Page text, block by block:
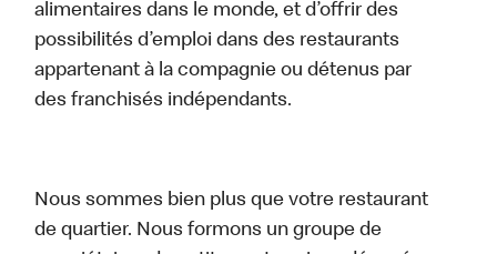
alimentaires dans le monde, et d’offrir des
possibilités d’emploi dans des restaurants
appartenant à la compagnie ou détenus par
des franchisés indépendants.
Nous sommes bien plus que votre restaurant
de quartier. Nous formons un groupe de